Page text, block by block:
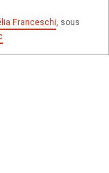
Franceschi, sous